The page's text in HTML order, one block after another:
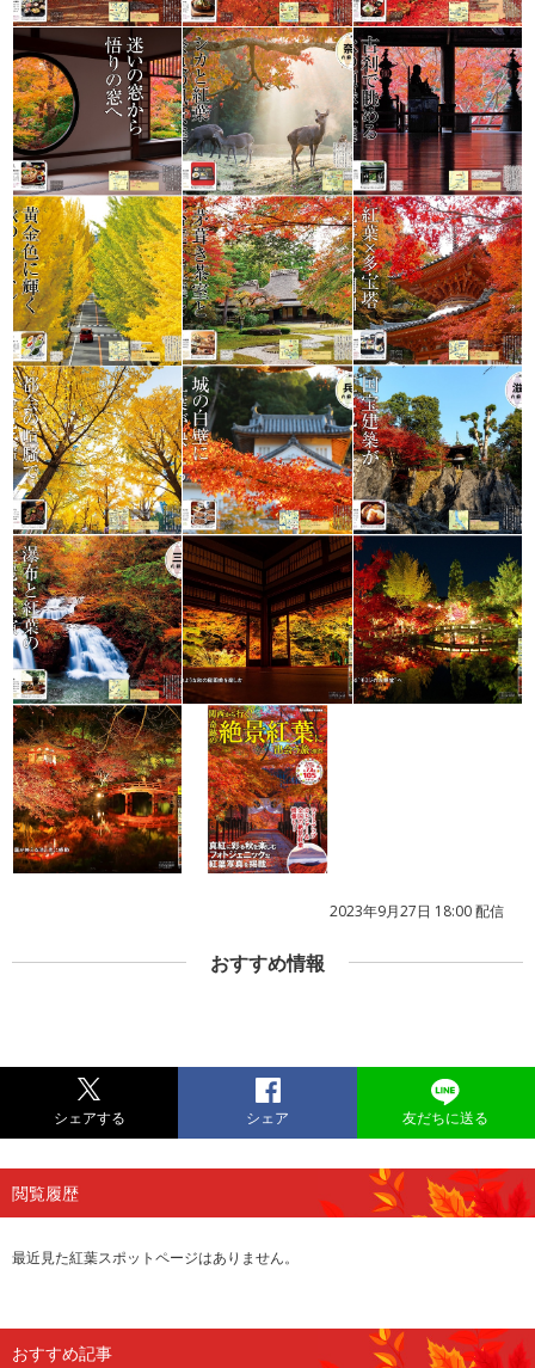
2023年9月27日 18:00 配信
おすすめ情報
シェアする シェア 友だちに送る
閲覧履歴
最近見た紅葉スポットページはありません。
おすすめ記事